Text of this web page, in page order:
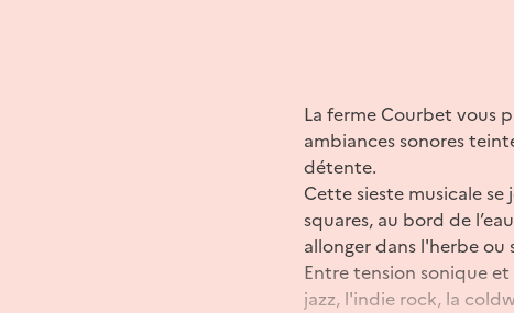
La ferme Courbet vous
ambiances sonores
détente.
Cette sieste musicale se
squares, au bord de
allonger dans l'herbe ou
Entre tension sonique
jazz, l'indie rock, la